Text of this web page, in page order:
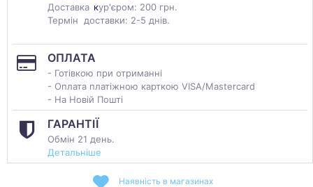
Доставка кур'єром: 200 грн.
Термін доставки: 2-5 днів.
ОПЛАТА
- Готівкою при отриманні
- Оплата платіжною карткою VISA/Mastercard
- На Новій Пошті
ГАРАНТІЇ
Обмін 21 день.
Детальніше
Наявність в магазинах